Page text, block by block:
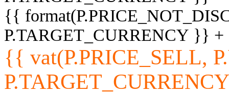
{{
P.TARGET_CURRENCY }}
{{ vat(P.PRICE_SELL,